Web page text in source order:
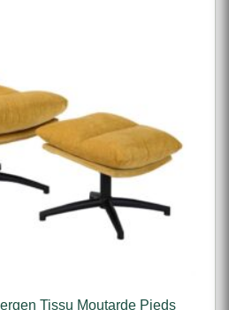
Tissu Moutarde Pieds